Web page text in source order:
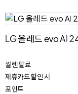
LG 올레드 evo AI
월 렌탈료
제휴카드 할인 시
포인트